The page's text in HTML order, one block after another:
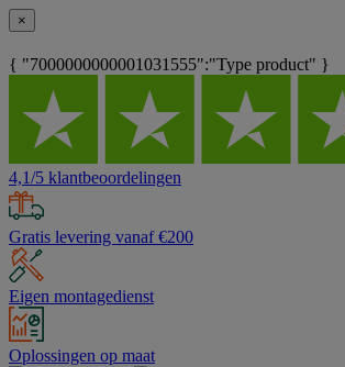
×
{ "7000000000001031555":"Type product" }
4,1/5 klantbeoordelingen
Gratis levering vanaf €200
Eigen montagedienst
Oplossingen op maat